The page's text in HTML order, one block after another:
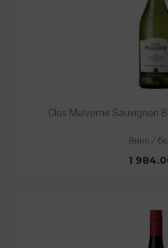
Clos Malverne Sauvignon
Вино /
1